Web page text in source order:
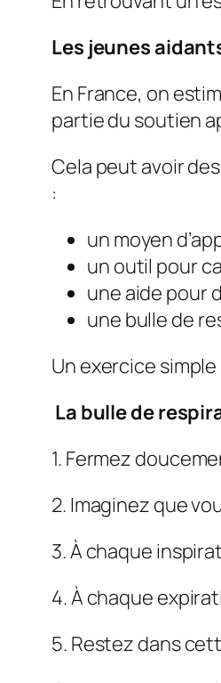
Les jeunes
En France, on
partie du soutien
Cela peut avoir
:
un moyen
un outil pour
une aide pour
une bulle de
Un exercice
La bulle de
1. Fermez
2. Imaginez que
3. À chaque
4. À chaque
5. Restez dans